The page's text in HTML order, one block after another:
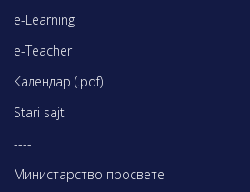
e-Learning
e-Teacher
Календар (.pdf)
Stari sajt
----
Министарство просвете